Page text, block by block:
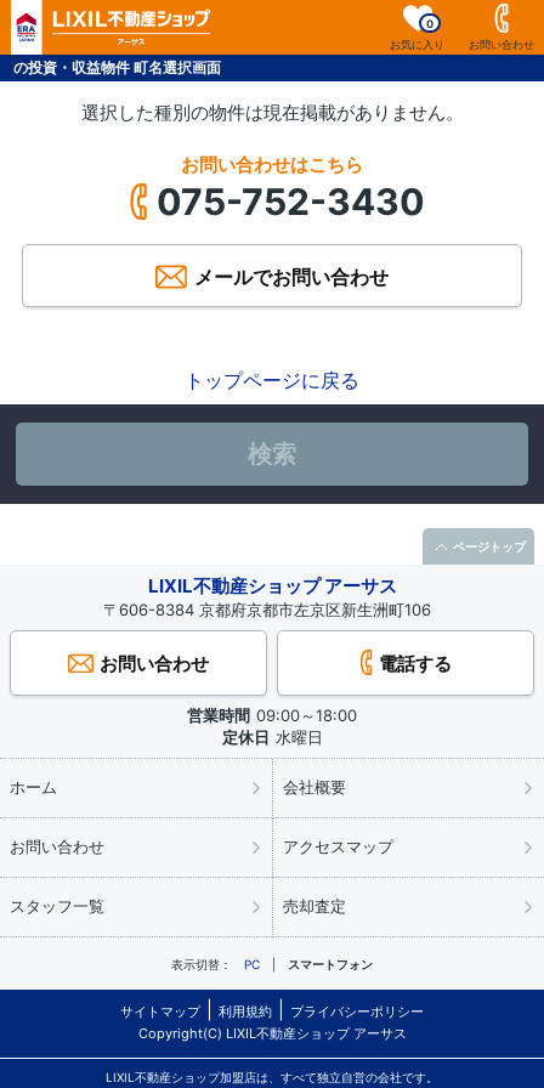
お気に入り
0
お問い合わせ
の投資・収益物件 町名選択画面
選択した種別の物件は現在掲載がありません。
お問い合わせはこちら
075-752-3430
メールでお問い合わせ
トップページに戻る
検索
LIXIL不動産ショップ アーサス
〒606-8384 京都府京都市左京区新生洲町106
お問い合わせ 電話する
営業時間 09:00～18:00
定休日 水曜日
ホーム 会社概要
お問い合わせ アクセスマップ
スタッフ一覧 売却査定
表示切替： PC スマートフォン
サイトマップ 利用規約
プライバシーポリシー
Copyright(C) LIXIL不動産ショップ アーサス
LIXIL不動産ショップ加盟店は、すべて独立自営の会社です。
ページトップ